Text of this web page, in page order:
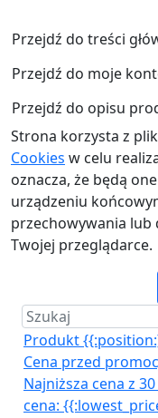
Przejdź do treści
Przejdź do moje
Przejdź do opisu
Strona korzysta z
Cookies w celu
oznacza, że będą
urządzeniu
przechowywania
Twojej przeglądarce.
Produkt
Cena przed
Najniższa cena z
cena: